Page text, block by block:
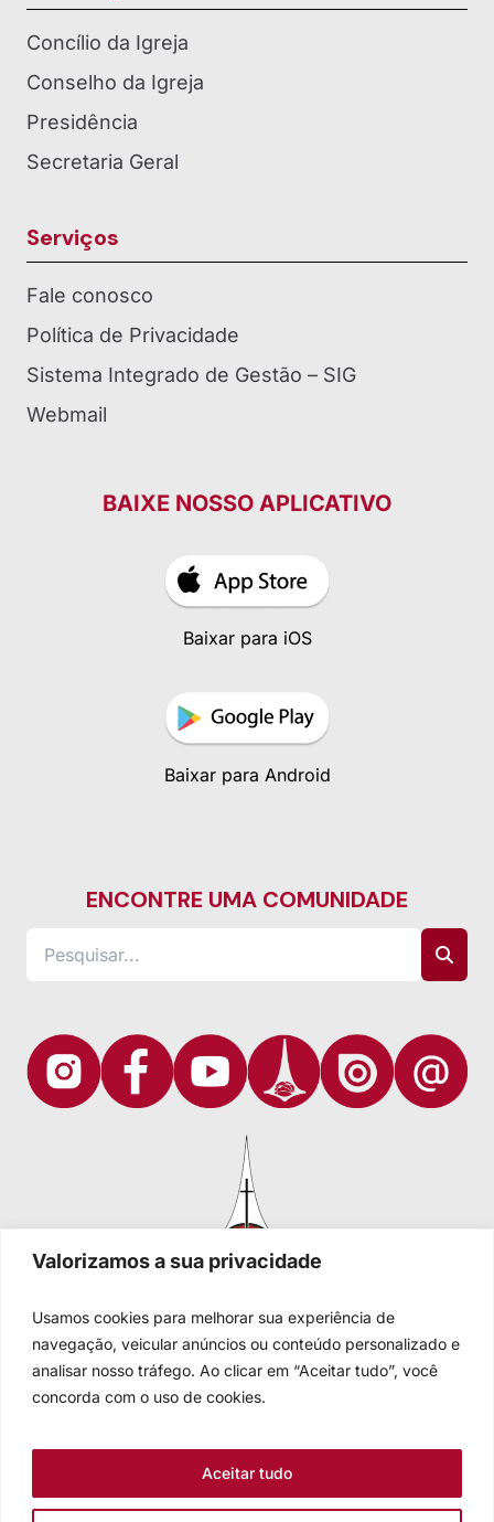
Valorizamos a sua privacidade
Usamos cookies para melhorar sua experiência de
navegação, veicular anúncios ou conteúdo personalizado e
analisar nosso tráfego. Ao clicar em “Aceitar tudo”, você
concorda com o uso de cookies.
Aceitar tudo
Concílio da Igreja
Conselho da Igreja
Presidência
Secretaria Geral
Serviços
Fale conosco
Política de Privacidade
Sistema Integrado de Gestão – SIG
Webmail
BAIXE NOSSO APLICATIVO
Baixar para iOS
Baixar para Android
ENCONTRE UMA COMUNIDADE
Igreja Evangélica de Confissão Luterana no Brasil
Sede nacional: Rua Senhor dos Passos, 202/4º andar Centro -
Fale conosco